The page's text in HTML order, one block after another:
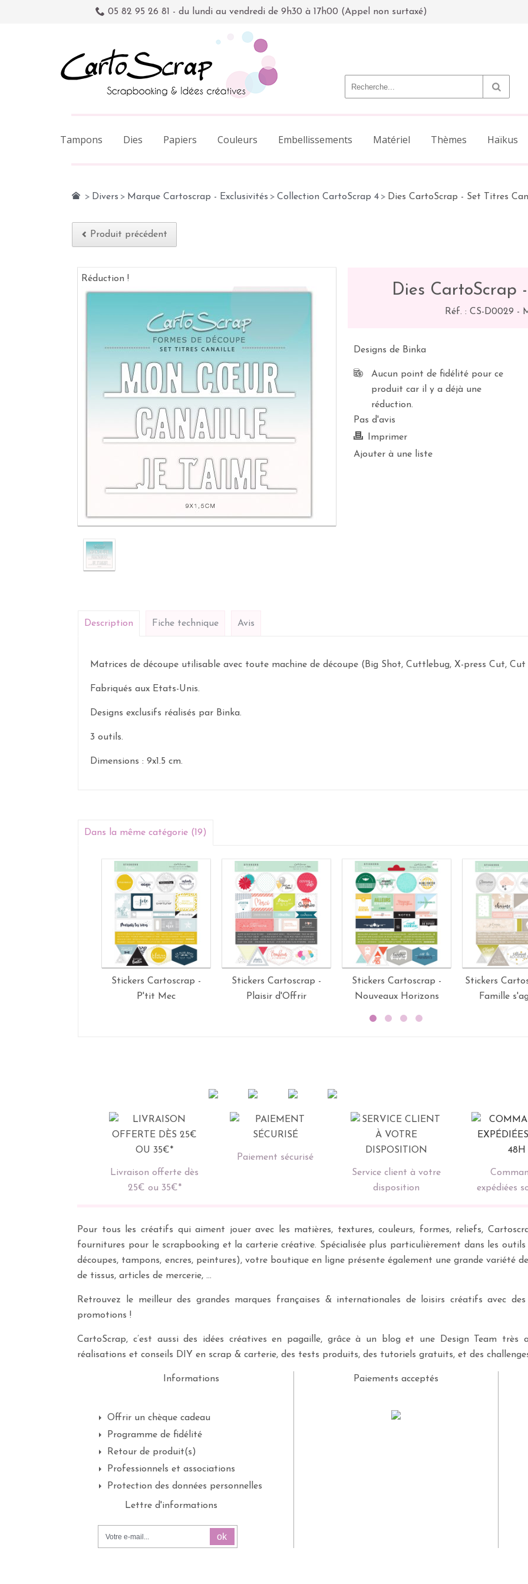
05 82 95 26 81 - du lundi au vendredi de 9h30 à 17h00 (Appel non surtaxé)
Tampons Dies Papiers Couleurs Embellissements Matériel Thèmes Haïkus
> Divers > Marque Cartoscrap - Exclusivités > Collection CartoScrap 4 > Dies CartoScrap - Set Titres
Produit précédent
Réduction !
Dies CartoScrap
Réf. :CS-D0029 -
Designs de Binka
Aucun point de fidélité pour ce
produit car il y a déjà une
réduction.
Pas d'avis
Imprimer
Ajouter à une liste
Description Fiche technique Avis
Matrices de découpe utilisable avec toute machine de découpe (Big Shot, Cuttlebug, X-press Cut, Cut
Fabriqués aux Etats-Unis.
Designs exclusifs réalisés par Binka.
3 outils.
Dimensions : 9x1.5 cm.
Dans la même catégorie (19)
Stickers Cartoscrap -
P'tit Mec
Stickers Cartoscrap -
Plaisir d'Offrir
Stickers Cartoscrap -
Nouveaux Horizons
Stickers
Famille
Livraison offerte dès
25€ ou 35€*
Paiement sécurisé
Service client à votre
disposition
expédiées
Pour tous les créatifs qui aiment jouer avec les matières, textures, couleurs, formes, reliefs,
fournitures pour le scrapbooking et la carterie créative. Spécialisée plus particulièrement dans les
découpes, tampons, encres, peintures), votre boutique en ligne présente également une grande variété
de tissus, articles de mercerie, …
Retrouvez le meilleur des grandes marques françaises & internationales de loisirs créatifs avec
promotions !
CartoScrap, c’est aussi des idées créatives en pagaille, grâce à un blog et une Design Team très
réalisations et conseils DIY en scrap & carterie, des tests produits, des tutoriels gratuits, et des
Informations
Offrir un chèque cadeau
Programme de fidélité
Retour de produit(s)
Professionnels et associations
Protection des données personnelles
Paiements acceptés
Lettre d'informations
ok